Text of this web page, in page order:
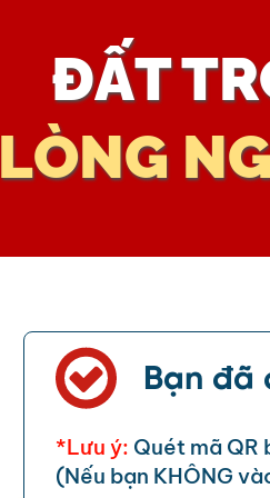
ĐẤT
LÒNG
Bạn đã
*Lưu ý: Quét mã QR
(Nếu bạn KHÔNG